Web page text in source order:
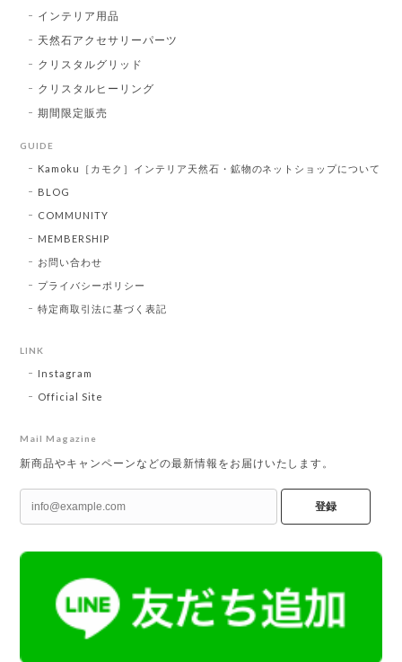
インテリア用品
天然石アクセサリーパーツ
クリスタルグリッド
クリスタルヒーリング
期間限定販売
GUIDE
Kamoku［カモク］インテリア天然石・鉱物のネットショップについて
BLOG
COMMUNITY
MEMBERSHIP
お問い合わせ
プライバシーポリシー
特定商取引法に基づく表記
LINK
Instagram
Official Site
Mail Magazine
新商品やキャンペーンなどの最新情報をお届けいたします。
登録